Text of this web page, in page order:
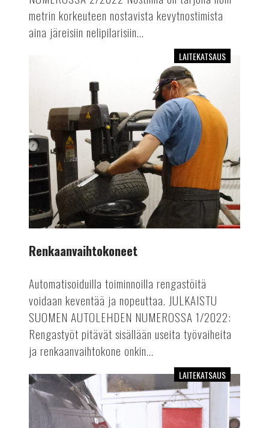
metrin korkeuteen nostavista kevytnostimista
aina järeisiin nelipilarisiin...
LAITEKATSAUS
Renkaanvaihtokoneet
Automatisoiduilla toiminnoilla rengastöitä
voidaan keventää ja nopeuttaa. JULKAISTU
SUOMEN AUTOLEHDEN NUMEROSSA 1/2022:
Rengastyöt pitävät sisällään useita työvaiheita
ja renkaanvaihtokone onkin...
Kevyen
kaluston
pyöränsuuntauslaitteet
LAITEKATSAUS